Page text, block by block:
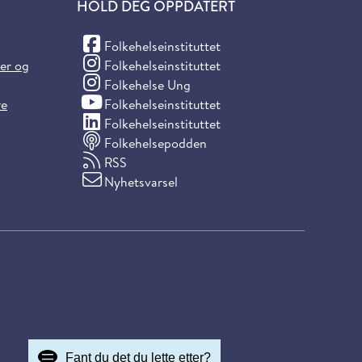
og
HOLD DEG OPPDATERT
Folkehelseinstituttet
(Facebook)
Folkehelseinstituttet
(Instagram)
Folkehelse Ung
(Instagram)
Folkehelseinstituttet
(YouTube)
Folkehelseinstituttet
(LinkedIn)
Folkehelsepodden
RSS
Nyhetsvarsel
Fant du det du lette etter?